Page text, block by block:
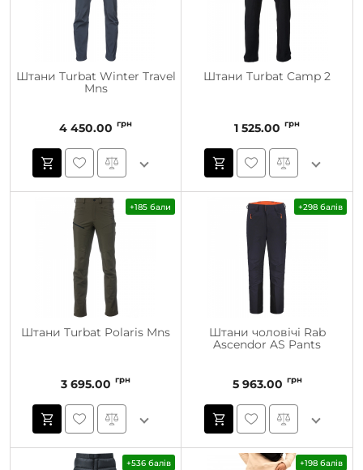
Штани Turbat Winter Travel
Mns
4 450.00 грн
Штани Turbat Camp 2
1 525.00 грн
+185 бали
Штани Turbat Polaris Mns
3 695.00 грн
+298 балів
Штани чоловічі Rab
Ascendor AS Pants
5 963.00 грн
+536 балів +198 балів